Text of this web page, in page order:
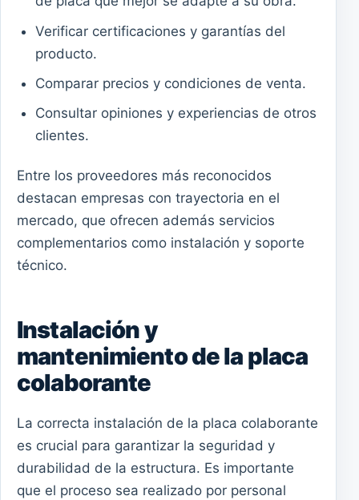
Verificar certificaciones y garantías del
producto.
Comparar precios y condiciones de venta.
Consultar opiniones y experiencias de otros
clientes.
Entre los proveedores más reconocidos
destacan empresas con trayectoria en el
mercado, que ofrecen además servicios
complementarios como instalación y soporte
técnico.
Instalación y
mantenimiento de la placa
colaborante
La correcta instalación de la placa colaborante
es crucial para garantizar la seguridad y
durabilidad de la estructura. Es importante
que el proceso sea realizado por personal